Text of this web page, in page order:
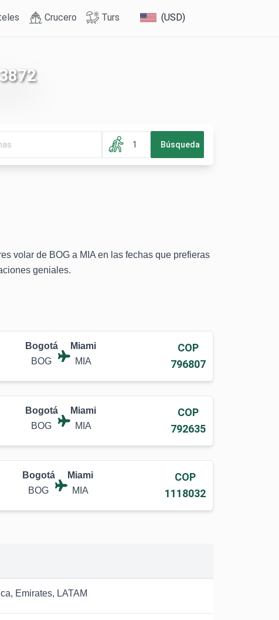
Crucero Turs (USD)
1 Búsqueda
volar de BOG a MIA en las fechas que prefieras
geniales.
Bogotá
BOG
Miami
MIA
COP
796807
Bogotá
BOG
Miami
MIA
COP
792635
Bogotá
BOG
Miami
MIA
COP
1118032
Emirates, LATAM